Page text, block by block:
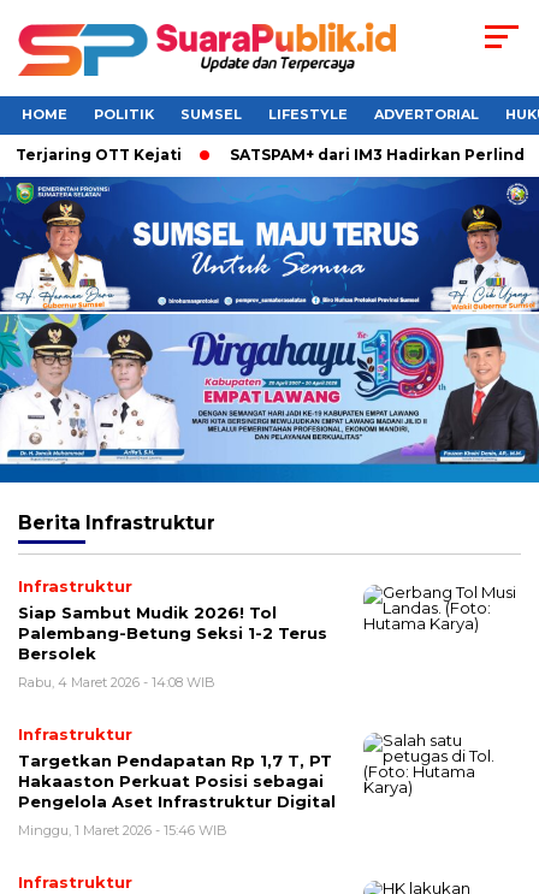
HOME POLITIK SUMSEL LIFESTYLE ADVERTORIAL
OTT Kejati SATSPAM+ dari IM3 Hadirkan
Berita Infrastruktur
Infrastruktur
Siap Sambut Mudik 2026! Tol
Palembang-Betung Seksi 1-2 Terus
Bersolek
Rabu, 4 Maret 2026 - 14:08 WIB
Infrastruktur
Targetkan Pendapatan Rp 1,7 T, PT
Hakaaston Perkuat Posisi sebagai
Pengelola Aset Infrastruktur Digital
Minggu, 1 Maret 2026 - 15:46 WIB
Infrastruktur